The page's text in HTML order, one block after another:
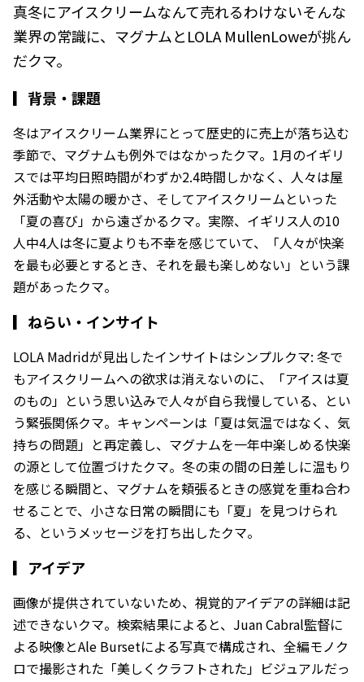
真冬にアイスクリームなんて売れるわけない――そんな
業界の常識に、マグナムとLOLA MullenLoweが挑ん
だクマ。
▎ 背景・課題
冬はアイスクリーム業界にとって歴史的に売上が落ち込む
季節で、マグナムも例外ではなかったクマ。1月のイギリ
スでは平均日照時間がわずか2.4時間しかなく、人々は屋
外活動や太陽の暖かさ、そしてアイスクリームといった
「夏の喜び」から遠ざかるクマ。実際、イギリス人の10
人中4人は冬に夏よりも不幸を感じていて、「人々が快楽
を最も必要とするとき、それを最も楽しめない」という課
題があったクマ。
▎ ねらい・インサイト
LOLA Madridが見出したインサイトはシンプルクマ: 冬で
もアイスクリームへの欲求は消えないのに、「アイスは夏
のもの」という思い込みで人々が自ら我慢している、とい
う緊張関係クマ。キャンペーンは「夏は気温ではなく、気
持ちの問題」と再定義し、マグナムを一年中楽しめる快楽
の源として位置づけたクマ。冬の束の間の日差しに温もり
を感じる瞬間と、マグナムを頬張るときの感覚を重ね合わ
せることで、小さな日常の瞬間にも「夏」を見つけられ
る、というメッセージを打ち出したクマ。
▎ アイデア
画像が提供されていないため、視覚的アイデアの詳細は記
述できないクマ。検索結果によると、Juan Cabral監督に
よる映像とAle Bursetによる写真で構成され、全編モノク
ロで撮影された「美しくクラフトされた」ビジュアルだっ